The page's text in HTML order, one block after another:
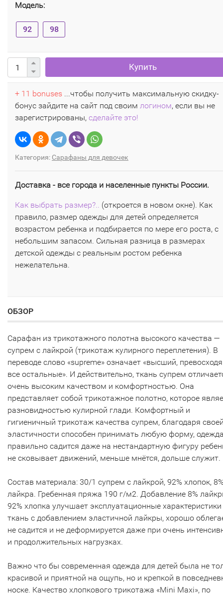
Модель:
92 98
Купить
+ 11 bonuses ...чтобы получить максимальную скидку-
бонус зайдите на сайт под своим логином, если вы не
зарегистрированы, сделайте это!
Категория: Сарафаны для девочек
Доставка - все города и населенные пункты России.
Как выбрать размер?.. (откроется в новом окне). Как
правило, размер одежды для детей определяется
возрастом ребенка и подбирается по мере его роста, с
небольшим запасом. Сильная разница в размерах
детской одежды с реальным ростом ребенка
нежелательна.
ОБЗОР
Сарафан из трикотажного полотна высокого качества —
супрем с лайкрой (трикотаж кулирного переплетения). В
переводе слово «supreme» означает «высший,
все остальные». И действительно, ткань супрем
очень высоким качеством и комфортностью. Она
представляет собой трикотажное полотно, которое
разновидностью кулирной глади. Комфортный и
гигиеничный трикотаж качества супрем, благодаря
эластичности способен принимать любую форму,
правильно садится даже на нестандартную фигуру
не сковывает движений, меньше мнётся, дольше служит.
Состав материала: 30/1 супрем с лайкрой, 92% хлопок,
лайкра. Гребенная пряжа 190 г/м2. Добавление 8%
92% хлопка улучшает эксплуатационные
ткань с добавлением эластичной лайкры, хорошо
не садится и не деформируется даже при очень
и продолжительных нагрузках.
Важно что бы современная одежда для детей была не
красивой и приятной на ощупь, но и крепкой в
носке. Качество хлопкового трикотажа «Mini Maxi», по